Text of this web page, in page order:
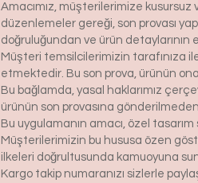
Amacımız, müşterilerimize
düzenlemeler gereği, son provası
doğruluğundan ve ürün
Müşteri temsilcilerimizin tarafınıza
etmektedir. Bu son prova, ürünün
Bu bağlamda, yasal haklarımız
ürünün son provasına
Bu uygulamanın amacı, özel
Müşterilerimizin bu hususa özen
ilkeleri doğrultusunda kamuoyuna
Kargo takip numaranızı sizlerle